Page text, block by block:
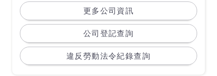
更多公司資訊
公司登記查詢
違反勞動法令紀錄查詢